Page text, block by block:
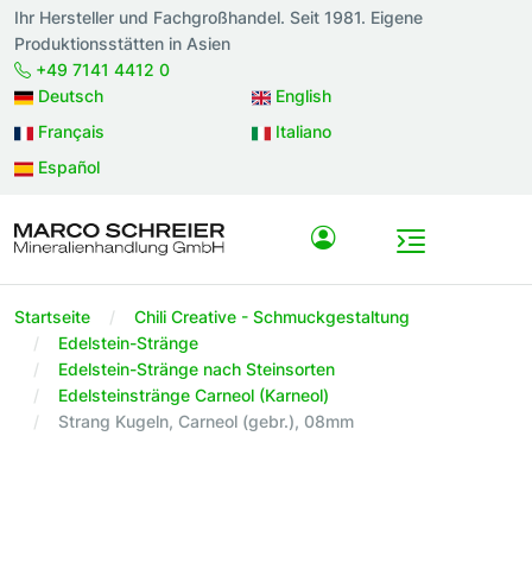
Ihr Hersteller und Fachgroßhandel. Seit 1981. Eigene
Produktionsstätten in Asien
+49 7141 4412 0
Deutsch
English
Français
Italiano
Español
Startseite
Chili Creative - Schmuckgestaltung
Edelstein-Stränge
Edelstein-Stränge nach Steinsorten
Edelsteinstränge Carneol (Karneol)
Strang Kugeln, Carneol (gebr.), 08mm